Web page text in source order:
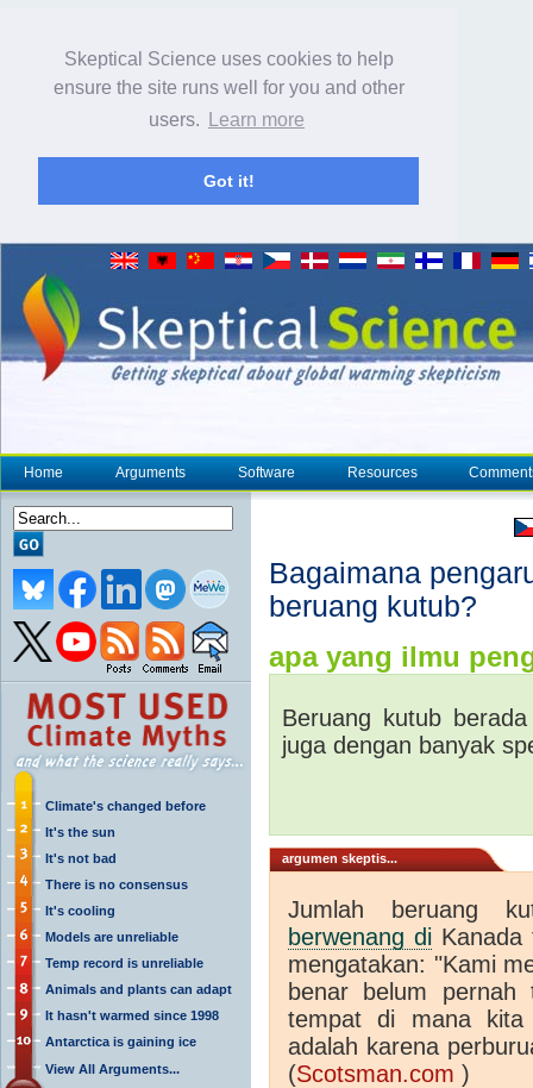
Skeptical Science uses cookies to help
ensure the site runs well for you and other
users.
Learn more
Got it!
Home Arguments Software Resources
Climate's changed before
It's the sun
It's not bad
There is no consensus
It's cooling
Models are unreliable
Temp record is unreliable
Animals and plants can adapt
It hasn't warmed since 1998
Antarctica is gaining ice
View All Arguments...
Bagaimana
beruang kutub?
apa yang ilmu
Beruang kutub
juga dengan banyak
argumen skeptis...
Jumlah beruang
berwenang di Kanada
mengatakan: "Kami
benar belum
tempat di mana kita
adalah karena
(Scotsman.com )